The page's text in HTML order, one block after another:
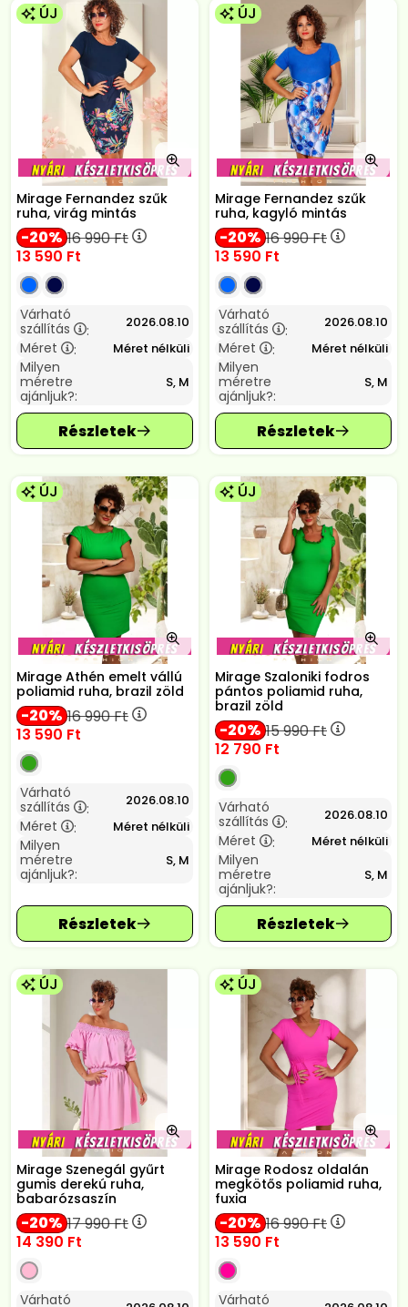
ÚJ
Mirage Fernandez szűk
ruha, virág mintás
20 16 990Ft
13 590 Ft
Várható
szállítás
: 2026.08.10
Méret : Méret nélküli
Milyen
méretre
ajánljuk?:
S, M
ÚJ
Mirage Fernandez szűk
ruha, kagyló mintás
20 16 990Ft
13 590 Ft
Várható
szállítás
: 2026.08.10
Méret : Méret nélküli
Milyen
méretre
ajánljuk?:
S, M
ÚJ
Mirage Athén emelt vállú
poliamid ruha, brazil zöld
20 16 990Ft
13 590 Ft
Várható
szállítás
: 2026.08.10
Méret : Méret nélküli
Milyen
méretre
ajánljuk?:
S, M
ÚJ
Mirage Szaloniki fodros
pántos poliamid ruha,
brazil zöld
20 15 990Ft
12 790 Ft
Várható
szállítás
: 2026.08.10
Méret : Méret nélküli
Milyen
méretre
ajánljuk?:
S, M
ÚJ
Mirage Szenegál gyűrt
gumis derekú ruha,
babarózsaszín
20 17 990Ft
14 390 Ft
Várható
ÚJ
Mirage Rodosz oldalán
megkötős poliamid ruha,
fuxia
20 16 990Ft
13 590 Ft
Várható